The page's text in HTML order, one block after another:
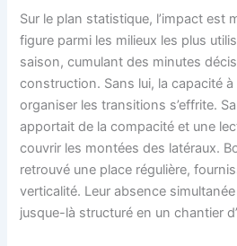
Sur le plan statistique, l’impact est
figure parmi les milieux les plus
saison, cumulant des minutes
construction. Sans lui, la capacité
organiser les transitions s’effrite.
apportait de la compacité et une
couvrir les montées des latéraux.
retrouvé une place régulière,
verticalité. Leur absence
jusque-là structuré en un chantier